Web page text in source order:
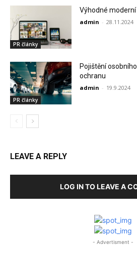
PR články
Výhodné
admin - 28.11.2024
PR články
Pojištění
ochranu
admin - 19.9.2024
LEAVE A REPLY
LOG IN TO LEAVE A
- Advertisment -